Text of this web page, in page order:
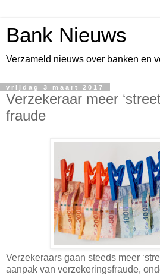
Bank Nieuws
Verzameld nieuws over banken en
vrijdag 3 maart 2017
Verzekeraar meer
fraude
Verzekeraars gaan steeds meer
aanpak van verzekeringsfraude,